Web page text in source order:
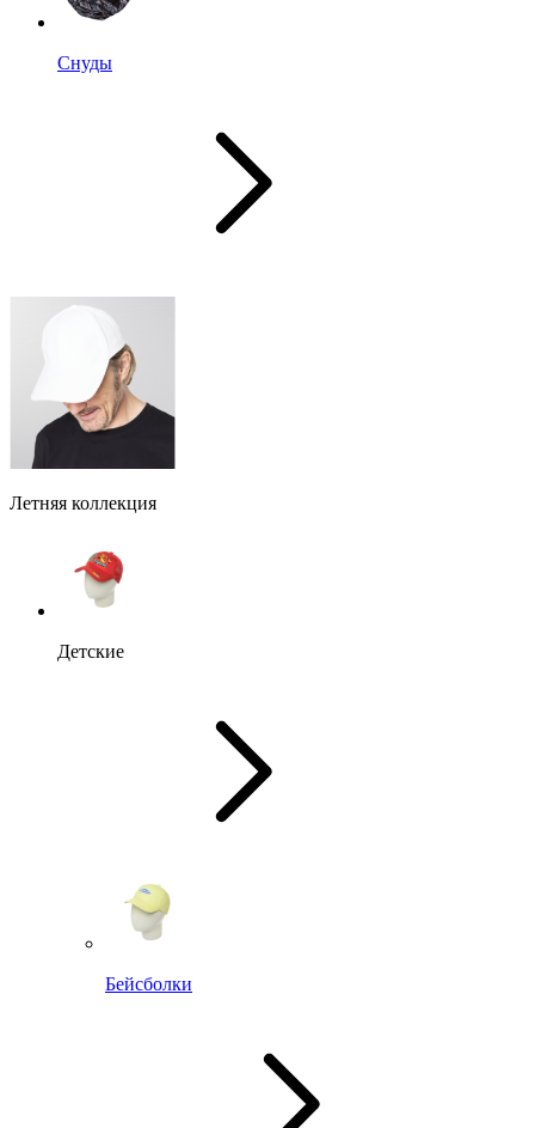
Снуды
Летняя коллекция
Детские
Бейсболки